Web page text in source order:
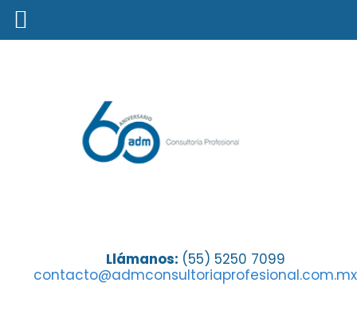
Llámanos: (55) 5250 7099
contacto@admconsultoriaprofesional.com.mx